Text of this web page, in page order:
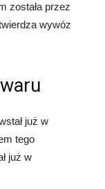
została przez
wywóz
już w
tego
już w